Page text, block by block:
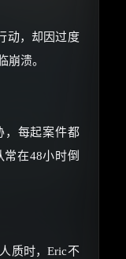
动，却因过度
崩溃。
，每起案件都
在48小时倒
质时，Eric不
！
价！
包、
茶